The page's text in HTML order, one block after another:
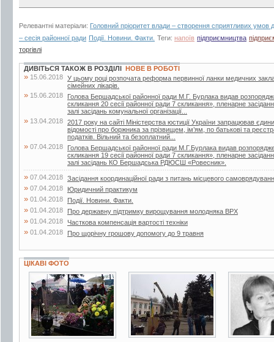
Релевантні матеріали: Головний пріоритет влади – створення сприятливих умов
– сесія районної ради Події. Новини. Факти. Теги: напоїв підприємництва
торгівлі
ДИВІТЬСЯ ТАКОЖ В РОЗДІЛІ НОВЕ В РОБОТІ
» 15.06.2018 У цьому році розпочата реформа первинної ланки медичних
сімейних лікарів.
» 15.06.2018
Голова Бершадської районної ради М.Г. Бурлака видав
скликання 20 сесії районної ради 7 скликання», пленарне
залі засідань комунальної організації...
» 13.04.2018 2017 року на сайті Міністерства юстиції України запрацював
відомості про боржника за прізвищем, ім’ям, по батькові та
податків. Вільний та безоплатний...
» 07.04.2018
Голова Бершадської районної ради М.Г.Бурлака видав
скликання 19 сесії районної ради 7 скликання», пленарне
залі засідань КО Бершадська РДЮСШ «Ровесник».
» 07.04.2018 Засідання координаційної ради з питань місцевого
» 07.04.2018 Юридичний практикум
» 01.04.2018 Події. Новини. Факти.
» 01.04.2018 Про державну підтримку вирощування молодняка ВРХ
» 01.04.2018 Часткова компенсація вартості техніки
» 01.04.2018 Про щорічну грошову допомогу до 9 травня
ЦІКАВІ ФОТО
10 фото 3 фото